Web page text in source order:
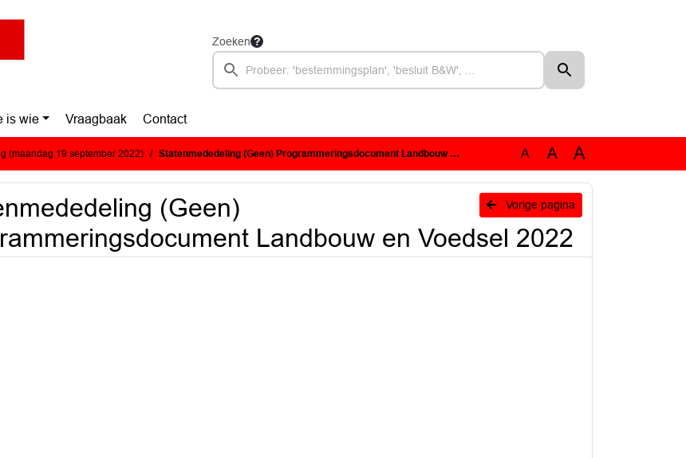
Zoeken
is wie Vraagbaak Contact
(maandag 19 september 2022) Statenmededeling (Geen) Programmeringsdocument Landbouw en Voedsel 2022 A A A
Vorige pagina
(Geen)
Landbouw en Voedsel 2022